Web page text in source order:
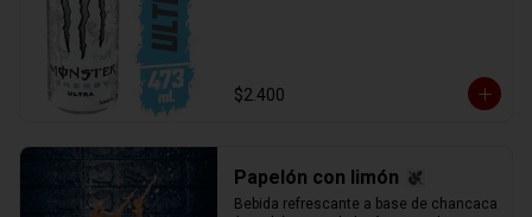
$2.400
Papelón con limón
Bebida refrescante a base de chancaca